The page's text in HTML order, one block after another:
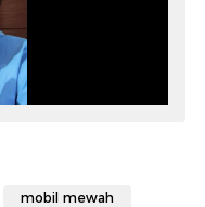
mobil mewah